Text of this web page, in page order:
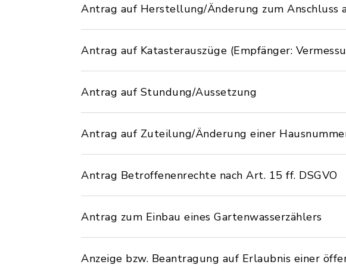
Antrag auf Herstellung/Änderung zum Anschluss
Antrag auf Katasterauszüge (Empfänger:
Antrag auf Stundung/Aussetzung
Antrag auf Zuteilung/Änderung einer
Antrag Betroffenenrechte nach Art. 15 ff. DSGVO
Antrag zum Einbau eines Gartenwasserzählers
Anzeige bzw. Beantragung auf Erlaubnis einer